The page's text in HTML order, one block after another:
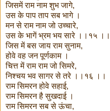
जिसमें राम नाम शुभ जागे,
उस के पाप ताप सब भागे ।
मन से राम नाम जो उच्चारे,
उस के भागें भ्रम भय सारे ।।१५ ।।
जिस में बस जाय राम सुनाम,
होवे वह जन पूर्णकाम ।
चित्त में राम राम जो सिमरे,
निश्चय भव सागर से तरे ।।१६ ।।
राम सिमरन होवे सहाई,
राम सिमरन है सुखदाई ।
राम सिमरन सब से ऊंचा,